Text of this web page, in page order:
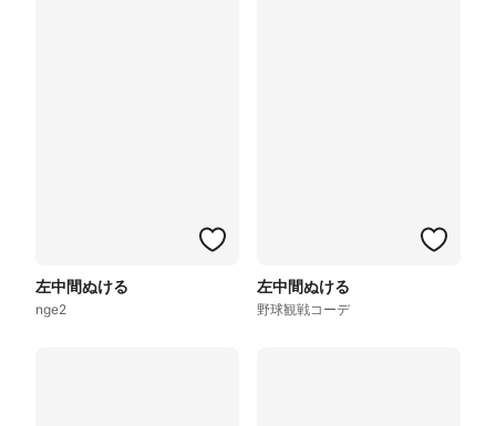
左中間ぬける
nge2
左中間ぬける
野球観戦コーデ